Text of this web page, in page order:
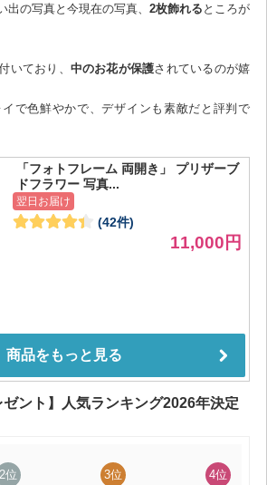
出の写真と今現在の写真、2枚飾れる ところが
いており、 中のお花が保護されているのが嬉
で色鮮やかで、デザインも素敵だと評判で